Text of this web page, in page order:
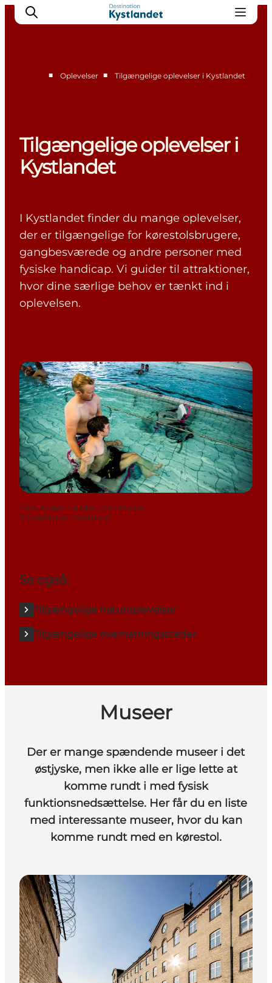
Oplevelser
Overnatning
Køb billet
■ Oplevelser ■ Tilgængelige oplevelser i Kystlandet
Tilgængelige oplevelser i
Kystlandet
I Kystlandet finder du mange oplevelser,
der er tilgængelige for kørestolsbrugere,
gangbesværede og andre personer med
fysiske handicap. Vi guider til attraktioner,
hvor dine særlige behov er tænkt ind i
oplevelsen.
Foto: Kasper Rander, Communiko
© Destination Kystlandet
Se også:
Tilgængelige naturoplevelser
Tilgængelige overnatningssteder
Museer
Der er mange spændende museer i det
østjyske, men ikke alle er lige lette at
komme rundt i med fysisk
funktionsnedsættelse. Her får du en liste
med interessante museer, hvor du kan
komme rundt med en kørestol.